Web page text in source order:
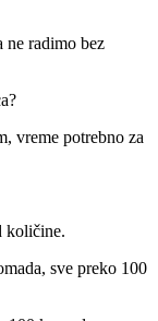
ne radimo bez
vreme potrebno za
količine.
sve preko 100